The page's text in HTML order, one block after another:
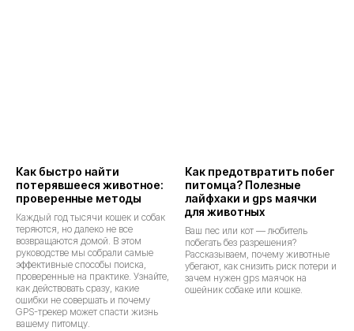
Как быстро найти
потерявшееся животное:
проверенные методы
Каждый год тысячи кошек и собак
теряются, но далеко не все
возвращаются домой. В этом
руководстве мы собрали самые
эффективные способы поиска,
проверенные на практике. Узнайте,
как действовать сразу, какие
ошибки не совершать и почему
GPS-трекер может спасти жизнь
вашему питомцу.
Как предотвратить побег
питомца? Полезные
лайфхаки и gps маячки
для животных
Ваш пес или кот — любитель
побегать без разрешения?
Рассказываем, почему животные
убегают, как снизить риск потери и
зачем нужен gps маячок на
ошейник собаке или кошке.